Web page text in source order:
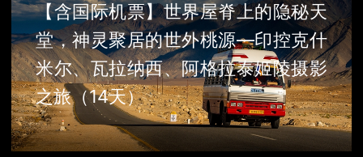
【含国际机票】世界屋脊上的隐秘天
堂，神灵聚居的世外桃源—印控克什
米尔、瓦拉纳西、阿格拉泰姬陵摄影
之旅（14天）